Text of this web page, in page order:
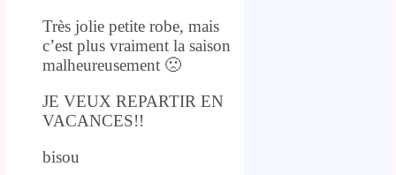
Très jolie petite robe, mais
c’est plus vraiment la saison
malheureusement 🙁
JE VEUX REPARTIR EN
VACANCES!!
bisou